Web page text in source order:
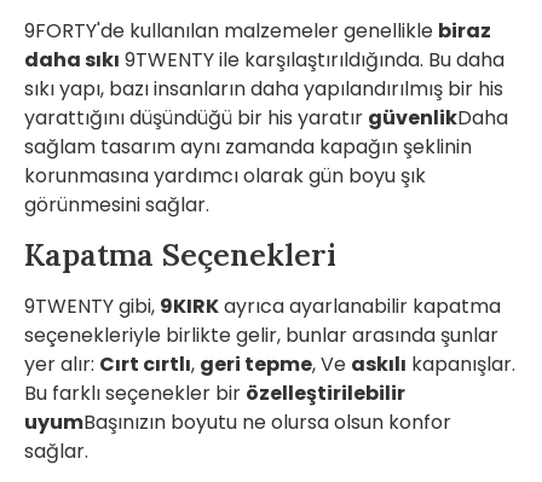
9FORTY'de kullanılan malzemeler genellikle biraz
daha sıkı 9TWENTY ile karşılaştırıldığında. Bu daha
sıkı yapı, bazı insanların daha yapılandırılmış bir his
yarattığını düşündüğü bir his yaratır güvenlikDaha
sağlam tasarım aynı zamanda kapağın şeklinin
korunmasına yardımcı olarak gün boyu şık
görünmesini sağlar.
Kapatma Seçenekleri
9TWENTY gibi, 9KIRKayrıca ayarlanabilir kapatma
seçenekleriyle birlikte gelir, bunlar arasında şunlar
yer alır: Cırt cırtlı, geri tepme, Ve askılı kapanışlar.
Bu farklı seçenekler bir özelleştirilebilir
uyumBaşınızın boyutu ne olursa olsun konfor
sağlar.